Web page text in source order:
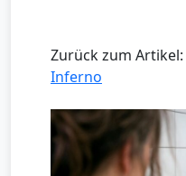
Zurück zum Artikel:
Inferno